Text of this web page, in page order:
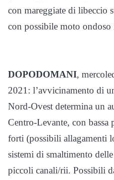
con mareggiate di libeccio
con possibile moto
DOPODOMANI,
2021: l’avvicinamento di
Nord-Ovest determina un
Centro-Levante, con
forti (possibili allagamenti
sistemi di smaltimento
piccoli canali/rii. Possibili